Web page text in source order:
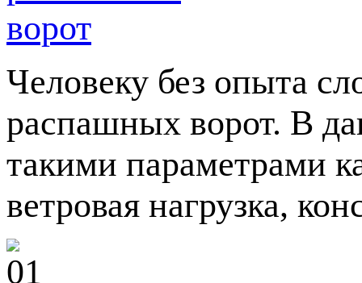
Человеку без опыта
распашных ворот. В
такими параметрами
ветровая нагрузка,